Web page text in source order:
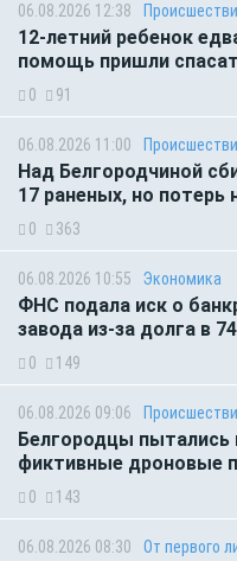
06.08.2026 12:38
12-летний ребенок
помощь пришли
0 91
06.08.2026 11:00
Над Белгородчиной
17 раненых, но потерь
0 363
06.08.2026 10:55 Экономика
ФНС подала иск о
завода из-за долга в
0 149
06.08.2026 09:06
Белгородцы пытались
фиктивные дроновые
0 143
06.08.2026 08:30 От первого